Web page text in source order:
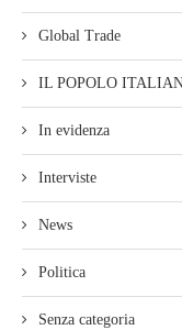
Global Trade
IL POPOLO
In evidenza
Interviste
News
Politica
Senza categoria